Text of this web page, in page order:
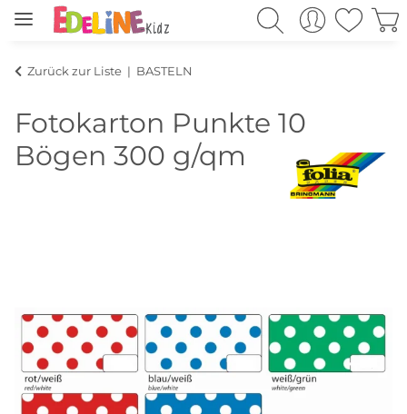
Zurück zur Liste BASTELN
Fotokarton Punkte 10
Bögen 300 g/qm